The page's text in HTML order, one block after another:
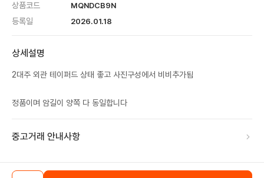
상품코드 MQNDCB9N
등록일 2026.01.18
상세설명
2대주 외관 테이퍼드 상태 좋고 사진구성에서 비비추가됨
정품이며 암길이 양쪽 다 동일합니다
중고거래 안내사항